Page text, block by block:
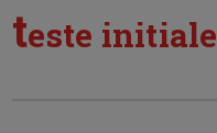
teste initiale